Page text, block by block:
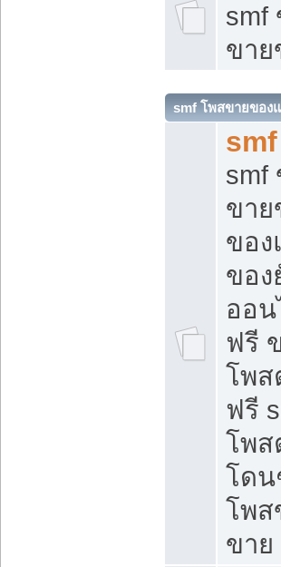
smf
ขาย
smf โพสขายของ
smf
ขาย
ขอ
ของ
ออ
ฟรี
โพส
ฟรี
โพส
โดน
โพส
ขาย